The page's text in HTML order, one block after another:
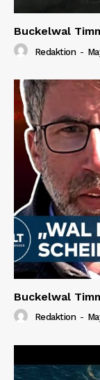
Buckelwal
Redaktion -
Buckelwal
Redaktion -